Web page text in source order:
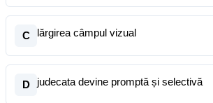
C lărgirea câmpul vizual
D judecata devine promptă și selectivă